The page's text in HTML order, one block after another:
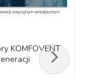
KOMFOVENT